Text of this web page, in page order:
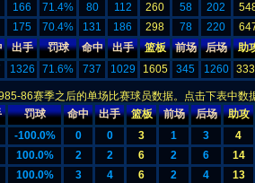
166 71.4% 80 112 260 58 202
175 70.4% 131 186 298 78 220
出手 罚球 命中 出手 篮板 前场 后场 助
1326 71.6% 737 1029 1605 345 1260
86赛季之后的单场比赛球员数据。点击下表中数
罚球 命中 出手 篮板 前场 后场 助攻
-100.0% 0 0 3 1 3 4
100.0% 2 2 6 2 6 14
100.0% 3 4 6 2 4 13